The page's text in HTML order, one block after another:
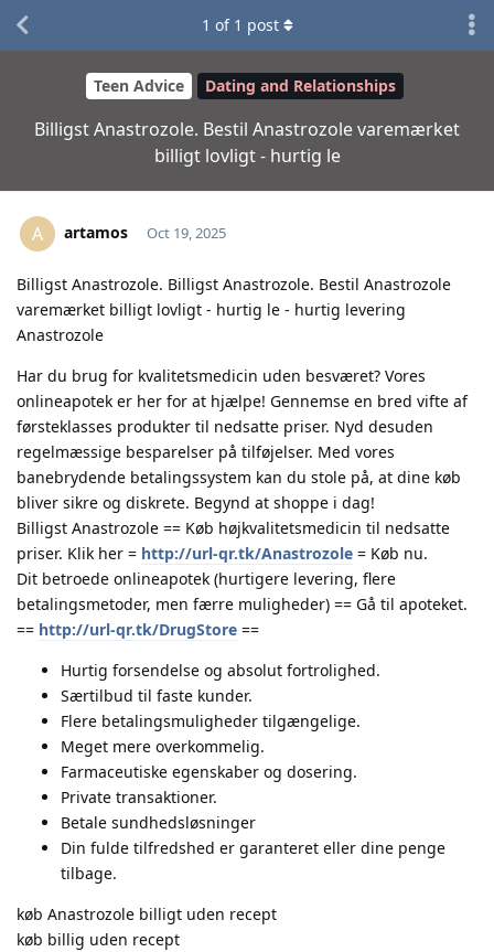
Teen Advice Dating and Relationships
Billigst Anastrozole. Bestil Anastrozole varemærket
billigt lovligt - hurtig le
1 of 1 post
A artamos Oct 19, 2025
Billigst Anastrozole. Billigst Anastrozole. Bestil Anastrozole
varemærket billigt lovligt - hurtig le - hurtig levering
Anastrozole
Har du brug for kvalitetsmedicin uden besværet? Vores
onlineapotek er her for at hjælpe! Gennemse en bred vifte af
førsteklasses produkter til nedsatte priser. Nyd desuden
regelmæssige besparelser på tilføjelser. Med vores
banebrydende betalingssystem kan du stole på, at dine køb
bliver sikre og diskrete. Begynd at shoppe i dag!
Billigst Anastrozole == Køb højkvalitetsmedicin til nedsatte
priser. Klik her = http://url-qr.tk/Anastrozole = Køb nu.
Dit betroede onlineapotek (hurtigere levering, flere
betalingsmetoder, men færre muligheder) == Gå til apoteket.
== http://url-qr.tk/DrugStore ==
Hurtig forsendelse og absolut fortrolighed.
Særtilbud til faste kunder.
Flere betalingsmuligheder tilgængelige.
Meget mere overkommelig.
Farmaceutiske egenskaber og dosering.
Private transaktioner.
Betale sundhedsløsninger
Din fulde tilfredshed er garanteret eller dine penge
tilbage.
køb Anastrozole billigt uden recept
køb billig uden recept